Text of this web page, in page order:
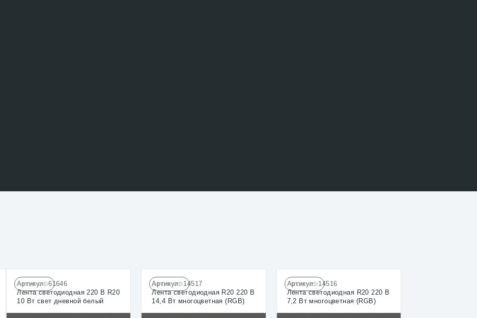
☆☆☆☆☆
Артикул:61646
Лента светодиодная 220 В R20
10 Вт свет дневной белый
☆☆☆☆☆
Артикул:14517
Лента светодиодная R20 220 В
14,4 Вт многоцветная (RGB)
☆☆☆☆☆
Артикул:14516
Лента светодиодная R20 220 В
7,2 Вт многоцветная (RGB)